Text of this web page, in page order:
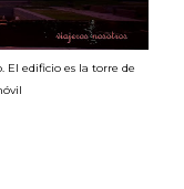
edificio es la torre de